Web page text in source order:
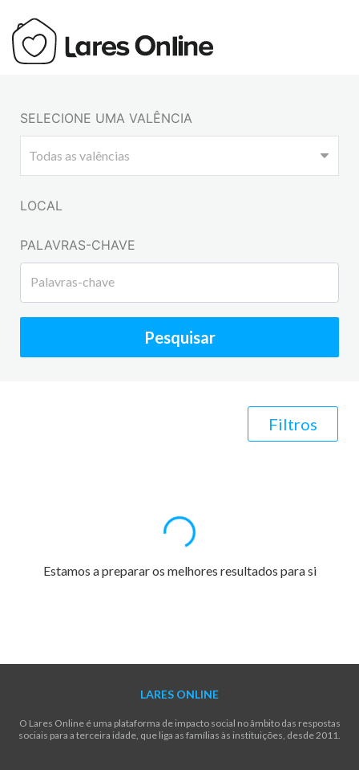
SELECIONE UMA VALÊNCIA
LOCAL
PALAVRAS-CHAVE
Pesquisar
Filtros
Estamos a preparar os melhores resultados para si
LARES ONLINE
O Lares Online é uma plataforma de impacto social no âmbito das respostas
sociais para a terceira idade, que liga as famílias às instituições, desde 2011.